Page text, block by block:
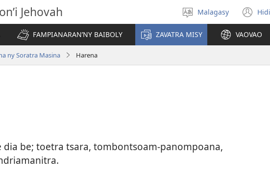
Jehovah
Hifidy
fiteny
Malagasy
FAMPIANARAN’NY BAIBOLY ZAVATRA MISY VAOVAO
ny Soratra Masina Harena
dia be; toetra tsara, tombontsoam-panompoana,